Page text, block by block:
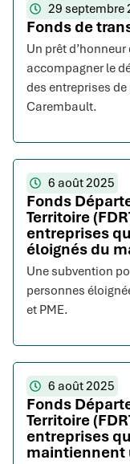
29 septembre
Fonds de
Un prêt
accompagner le
des entreprises
Carembault.
6 août 2025
Fonds
Territoire
entreprises
éloignés du
Une subvention
personnes
et PME.
6 août 2025
Fonds
Territoire
entreprises
maintiennent